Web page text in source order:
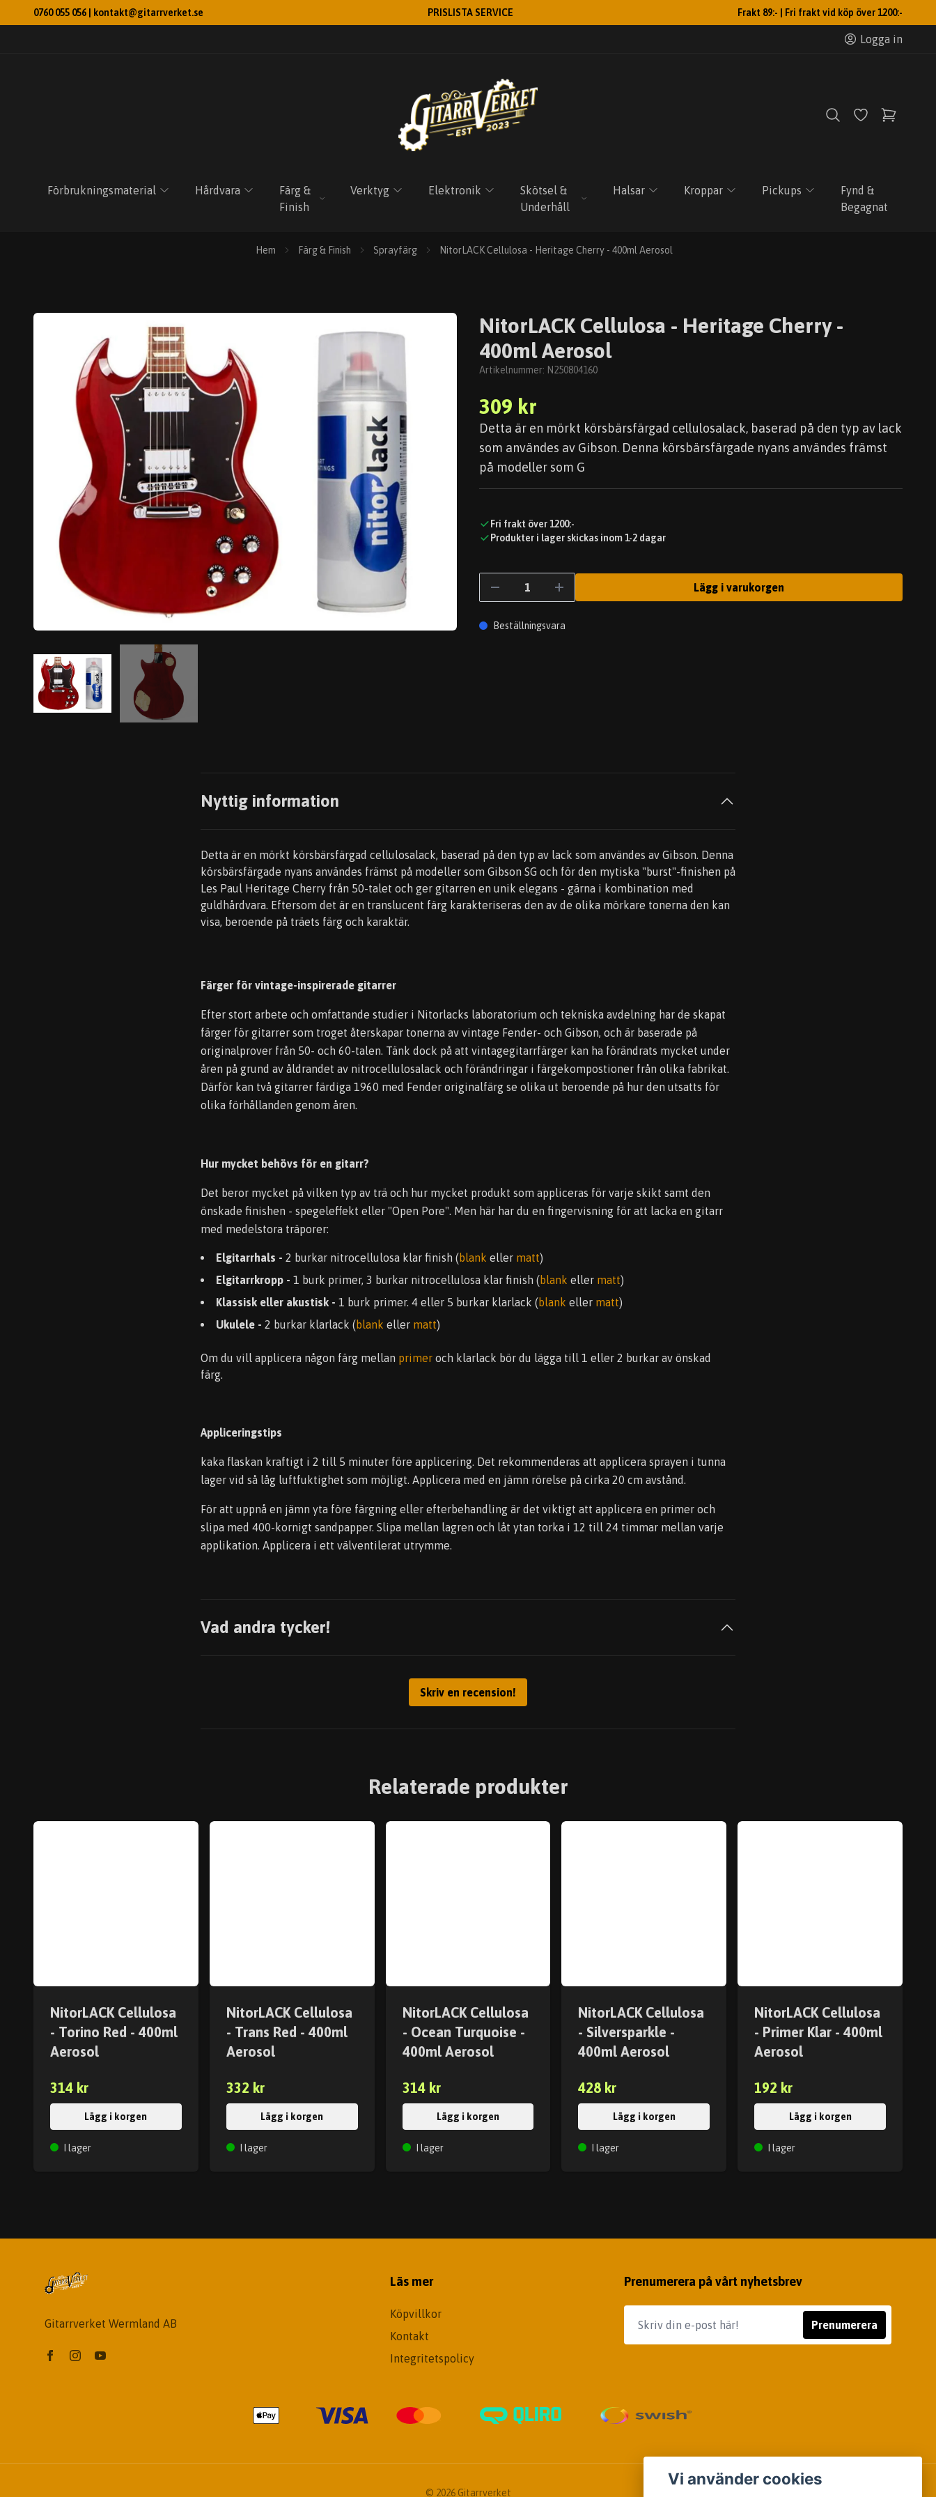
0760 055 056 | kontakt@gitarrverket.se PRISLISTA SERVICE Frakt 89:- | Fri frakt vid köp över 1200:-
Logga in
Förbrukningsmaterial Hårdvara
Färg &
Finish
Verktyg Elektronik
Skötsel &
Underhåll
Halsar Kroppar Pickups
Fynd &
Begagnat
Hem Färg & Finish Sprayfärg NitorLACK Cellulosa - Heritage Cherry - 400ml Aerosol
NitorLACK Cellulosa - Heritage Cherry -
400ml Aerosol
Artikelnummer: N250804160
309 kr
Detta är en mörkt körsbärsfärgad cellulosalack, baserad på den typ av lack
som användes av Gibson. Denna körsbärsfärgade nyans användes främst
på modeller som G
Fri frakt över 1200:-
Produkter i lager skickas inom 1-2 dagar
Lägg i varukorgen
Beställningsvara
Nyttig information
Detta är en mörkt körsbärsfärgad cellulosalack, baserad på den typ av lack som användes av Gibson. Denna
körsbärsfärgade nyans användes främst på modeller som Gibson SG och för den mytiska "burst"-finishen på
Les Paul Heritage Cherry från 50-talet och ger gitarren en unik elegans - gärna i kombination med
guldhårdvara. Eftersom det är en translucent färg karakteriseras den av de olika mörkare tonerna den kan
visa, beroende på träets färg och karaktär.
Färger för vintage-inspirerade gitarrer
Efter stort arbete och omfattande studier i Nitorlacks laboratorium och tekniska avdelning har de skapat
färger för gitarrer som troget återskapar tonerna av vintage Fender- och Gibson, och är baserade på
originalprover från 50- och 60-talen. Tänk dock på att vintagegitarrfärger kan ha förändrats mycket under
åren på grund av åldrandet av nitrocellulosalack och förändringar i färgekompostioner från olika fabrikat.
Därför kan två gitarrer färdiga 1960 med Fender originalfärg se olika ut beroende på hur den utsatts för
olika förhållanden genom åren.
Hur mycket behövs för en gitarr?
Det beror mycket på vilken typ av trä och hur mycket produkt som appliceras för varje skikt samt den
önskade finishen - spegeleffekt eller "Open Pore". Men här har du en fingervisning för att lacka en gitarr
med medelstora träporer:
Elgitarrhals - 2 burkar nitrocellulosa klar finish (blank eller matt)
Elgitarrkropp - 1 burk primer, 3 burkar nitrocellulosa klar finish (blank eller matt)
Klassisk eller akustisk - 1 burk primer. 4 eller 5 burkar klarlack (blank eller matt)
Ukulele - 2 burkar klarlack (blank eller matt)
Om du vill applicera någon färg mellan primer och klarlack bör du lägga till 1 eller 2 burkar av önskad
färg.
Appliceringstips
kaka flaskan kraftigt i 2 till 5 minuter före applicering. Det rekommenderas att applicera sprayen i tunna
lager vid så låg luftfuktighet som möjligt. Applicera med en jämn rörelse på cirka 20 cm avstånd.
För att uppnå en jämn yta före färgning eller efterbehandling är det viktigt att applicera en primer och
slipa med 400-kornigt sandpapper. Slipa mellan lagren och låt ytan torka i 12 till 24 timmar mellan varje
applikation. Applicera i ett välventilerat utrymme.
Vad andra tycker!
Skriv en recension!
Relaterade produkter
NitorLACK Cellulosa
- Torino Red - 400ml
Aerosol
314 kr
Lägg i korgen
I lager
NitorLACK Cellulosa
- Trans Red - 400ml
Aerosol
332 kr
Lägg i korgen
I lager
NitorLACK Cellulosa
- Ocean Turquoise -
400ml Aerosol
314 kr
Lägg i korgen
I lager
NitorLACK Cellulosa
- Silversparkle -
400ml Aerosol
428 kr
Lägg i korgen
I lager
NitorLACK Cellulosa
- Primer Klar - 400ml
Aerosol
192 kr
Lägg i korgen
I lager
Gitarrverket Wermland AB
Läs mer
Köpvillkor
Kontakt
Integritetspolicy
Prenumerera på vårt nyhetsbrev
Prenumerera
© 2026 Gitarrverket
Vi använder cookies